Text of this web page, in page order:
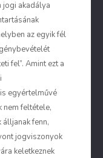
jogi akadálya
az egyik fél
fel”. Amint ezt a
egyértelművé
feltétele,
fenn,
jogviszonyok
keletkeznek